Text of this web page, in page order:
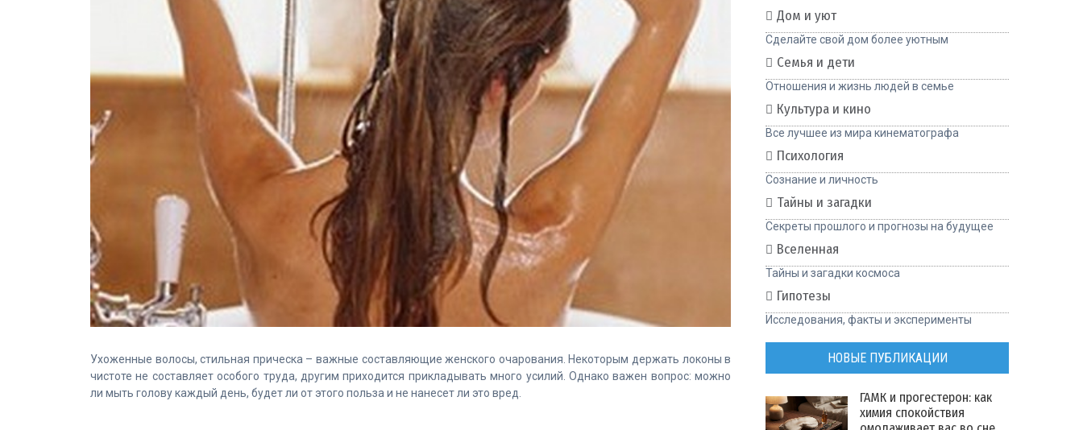
Ухоженные волосы, стильная прическа – важные составляющие женского очарования. Некоторым держать локоны в
чистоте не составляет особого труда, другим приходится прикладывать много усилий. Однако важен вопрос: можно
ли мыть голову каждый день, будет ли от этого польза и не нанесет ли это вред.
Дом и уют
Сделайте свой дом более уютным
Семья и дети
Отношения и жизнь людей в семье
Культура и кино
Все лучшее из мира кинематографа
Психология
Сознание и личность
Тайны и загадки
Секреты прошлого и прогнозы на будущее
Вселенная
Тайны и загадки космоса
Гипотезы
Исследования, факты и эксперименты
НОВЫЕ ПУБЛИКАЦИИ
ГАМК и прогестерон: как
химия спокойствия